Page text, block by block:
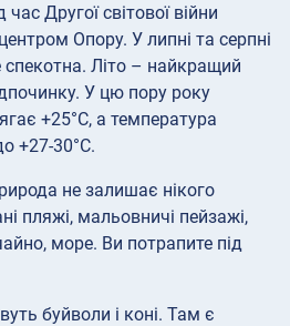
Другої світової війни
Опору. У липні та серпні
Літо – найкращий
У цю пору року
+25°C, а температура
+27-30°C.
не залишає нікого
пляжі, мальовничі пейзажі,
море. Ви потрапите під
буйволи і коні. Там є